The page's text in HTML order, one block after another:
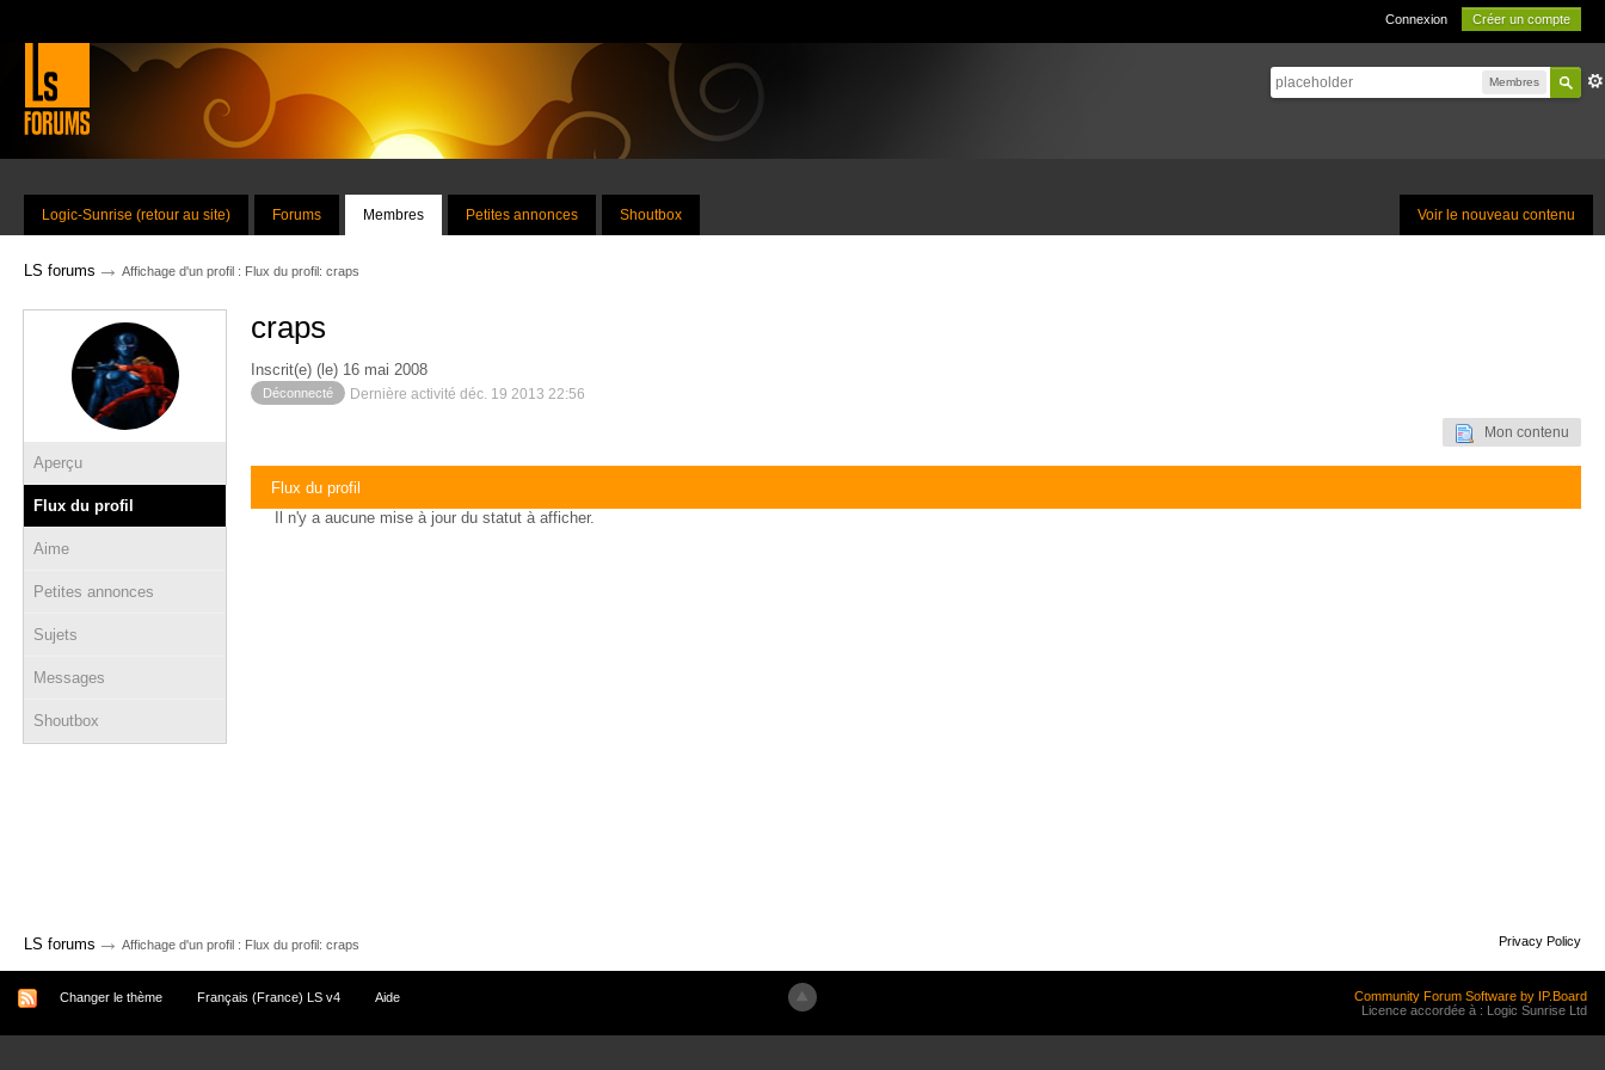
Connexion Créer un compte
Membres
Voir le nouveau contenu
Logic-Sunrise (retour au site) Forums Membres Petites annonces Shoutbox
LS forums → Affichage d'un profil : Flux du profil: craps
Aperçu
Flux du profil
Aime
Petites annonces
Sujets
Messages
Shoutbox
craps
Inscrit(e) (le) 16 mai 2008
Déconnecté Dernière activité déc. 19 2013 22:56
Mon contenu
Flux du profil
Il n'y a aucune mise à jour du statut à afficher.
LS forums → Affichage d'un profil : Flux du profil: craps Privacy Policy
Changer le thème Français (France) LS v4 Aide
Community Forum Software by IP.Board
Licence accordée à : Logic Sunrise Ltd